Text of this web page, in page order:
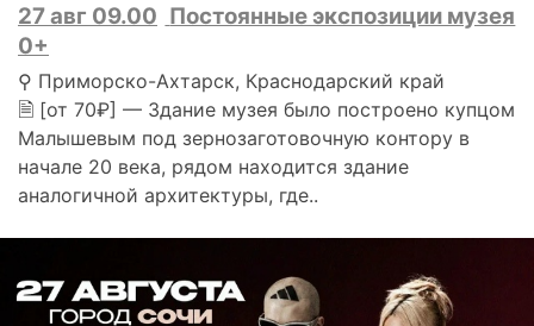
27 авг 09.00 Постоянные экспозиции музея
0+
⚲ Приморско-Ахтарск, Краснодарский край
🗎 [от 70₽] — Здание музея было построено купцом
Малышевым под зернозаготовочную контору в
начале 20 века, рядом находится здание
аналогичной архитектуры, где..